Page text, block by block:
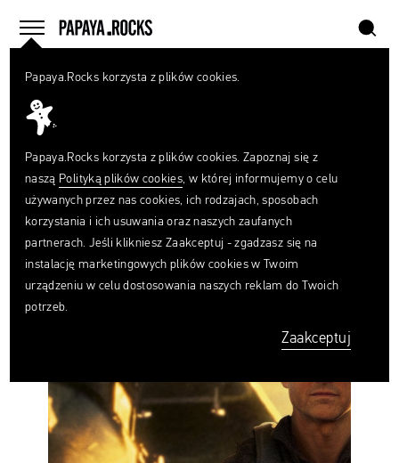
menu
home szukaj
Twórcy
„Top
o
naruszenie
praw
autorskich.
Papaya.Rocks korzysta z plików cookies.
Papaya.Rocks korzysta z plików cookies. Zapoznaj się z
naszą Polityką plików cookies, w której informujemy o celu
używanych przez nas cookies, ich rodzajach, sposobach
korzystania i ich usuwania oraz naszych zaufanych
partnerach. Jeśli klikniesz Zaakceptuj - zgadzasz się na
instalację marketingowych plików cookies w Twoim
urządzeniu w celu dostosowania naszych reklam do Twoich
potrzeb.
Zaakceptuj
Czego
szukasz?